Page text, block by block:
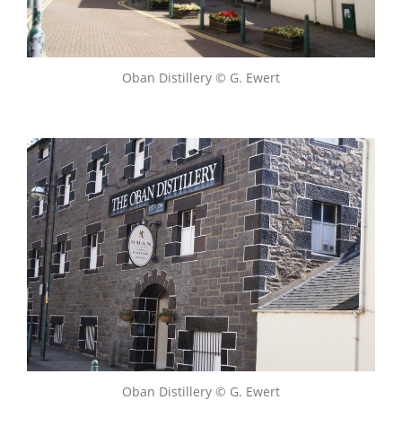
Oban Distillery © G. Ewert
Oban Distillery © G. Ewert